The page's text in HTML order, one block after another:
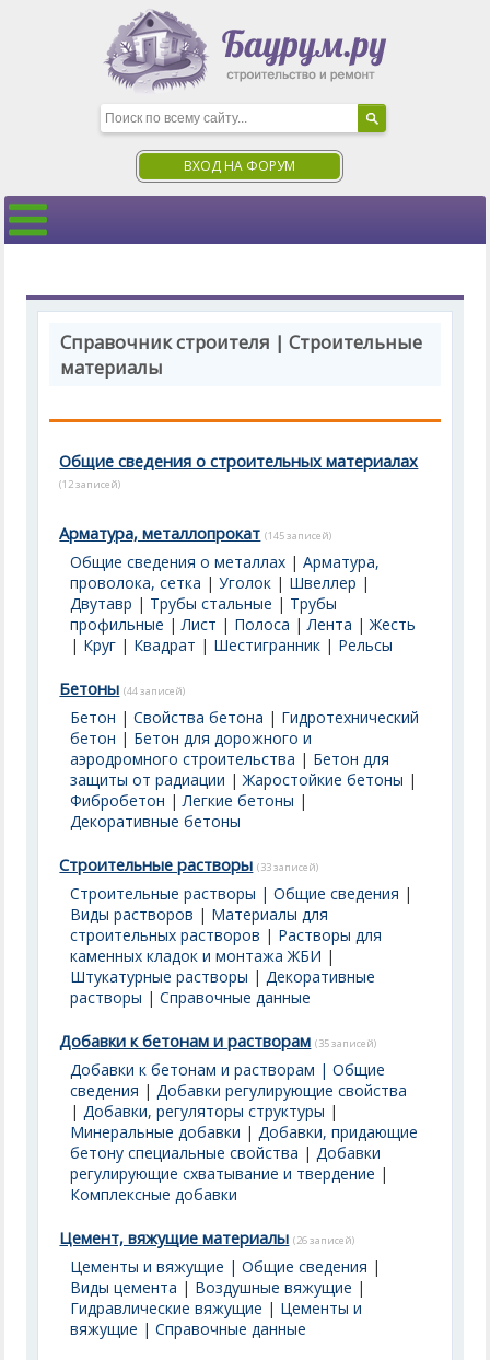
ВХОД НА ФОРУМ
Справочник строителя | Строительные
материалы
Общие сведения о строительных материалах
(12 записей)
Арматура, металлопрокат (145 записей)
Общие сведения о металлах |Арматура,
проволока, сетка |Уголок | Швеллер |
Двутавр | Трубы стальные | Трубы
профильные |Лист | Полоса |Лента |Жесть
| Круг | Квадрат | Шестигранник | Рельсы
Бетоны (44 записей)
Бетон |Свойства бетона | Гидротехнический
бетон | Бетон для дорожного и
аэродромного строительства | Бетон для
защиты от радиации |Жаростойкие бетоны |
Фибробетон |Легкие бетоны |
Декоративные бетоны
Строительные растворы (33 записей)
Строительные растворы | Общие сведения |
Виды растворов | Материалы для
строительных растворов | Растворы для
каменных кладок и монтажа ЖБИ |
Штукатурные растворы |Декоративные
растворы |Справочные данные
Добавки к бетонам и растворам (35 записей)
Добавки к бетонам и растворам | Общие
сведения |Добавки регулирующие свойства
|Добавки, регуляторы структуры |
Минеральные добавки |Добавки, придающие
бетону специальные свойства |Добавки
регулирующие схватывание и твердение |
Комплексные добавки
Цемент, вяжущие материалы (26 записей)
Цементы и вяжущие | Общие сведения |
Виды цемента | Воздушные вяжущие |
Гидравлические вяжущие | Цементы и
вяжущие | Справочные данные